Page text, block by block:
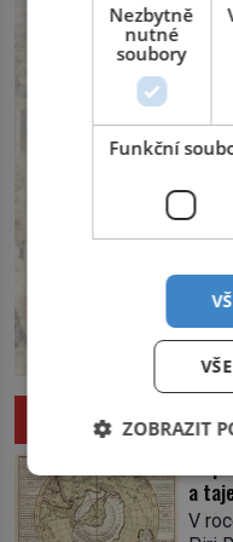
ZÁHADY A NAPĚTÍ
a
V
Nezbytně
nutné
soubory
Funkční
ZOBRAZIT